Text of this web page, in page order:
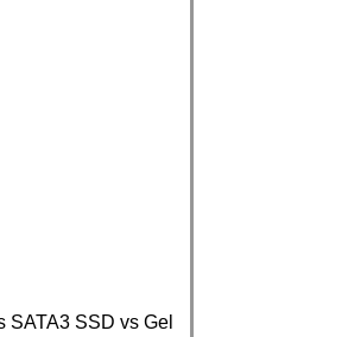
SSD vs Geleneksel HDD